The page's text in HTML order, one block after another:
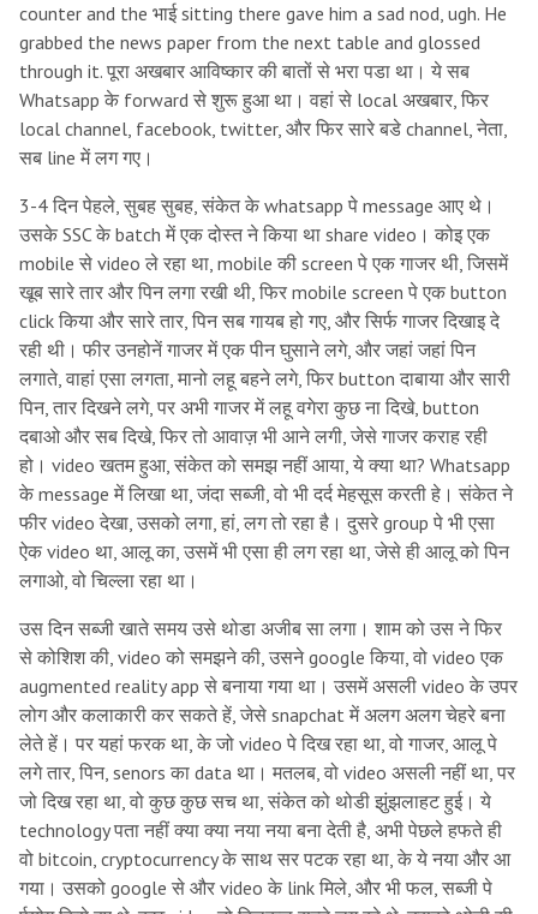
counter and the भाई sitting there gave him a sad nod, ugh. He
grabbed the news paper from the next table and glossed
through it. पूरा अखबार आविष्कार की बातों से भरा पडा था। ये सब
Whatsapp के forward से शुरू हुआ था। वहां से local अखबार, फिर
local channel, facebook, twitter, और फिर सारे बडे channel, नेता,
सब line में लग गए।
3-4 दिन पेहले, सुबह सुबह, संकेत के whatsapp पे message आए थे।
उसके SSC के batch में एक दोस्त ने किया था share video। कोइ एक
mobile से video ले रहा था, mobile की screen पे एक गाजर थी, जिसमें
खूब सारे तार और पिन लगा रखी थी, फिर mobile screen पे एक button
click किया और सारे तार, पिन सब गायब हो गए, और सिर्फ गाजर दिखाइ दे
रही थी। फीर उनहोनें गाजर में एक पीन घुसाने लगे, और जहां जहां पिन
लगाते, वाहां एसा लगता, मानो लहू बहने लगे, फिर button दाबाया और सारी
पिन, तार दिखने लगे, पर अभी गाजर में लहू वगेरा कुछ ना दिखे, button
दबाओ और सब दिखे, फिर तो आवाज़ भी आने लगी, जेसे गाजर कराह रही
हो। video खतम हुआ, संकेत को समझ नहीं आया, ये क्या था? Whatsapp
के message में लिखा था, जंदा सब्जी, वो भी दर्द मेहसूस करती हे। संकेत ने
फीर video देखा, उसको लगा, हां, लग तो रहा है। दुसरे group पे भी एसा
ऐक video था, आलू का, उसमें भी एसा ही लग रहा था, जेसे ही आलू को पिन
लगाओ, वो चिल्ला रहा था।
उस दिन सब्जी खाते समय उसे थोडा अजीब सा लगा। शाम को उस ने फिर
से कोशिश की, video को समझने की, उसने google किया, वो video एक
augmented reality app से बनाया गया था। उसमें असली video के उपर
लोग और कलाकारी कर सकते हें, जेसे snapchat में अलग अलग चेहरे बना
लेते हें। पर यहां फरक था, के जो video पे दिख रहा था, वो गाजर, आलू पे
लगे तार, पिन, senors का data था। मतलब, वो video असली नहीं था, पर
जो दिख रहा था, वो कुछ कुछ सच था, संकेत को थोडी झुंझलाहट हुई। ये
technology पता नहीं क्या क्या नया नया बना देती है, अभी पेछले हफते ही
वो bitcoin, cryptocurrency के साथ सर पटक रहा था, के ये नया और आ
गया। उसको google से और video के link मिले, और भी फल, सब्जी पे